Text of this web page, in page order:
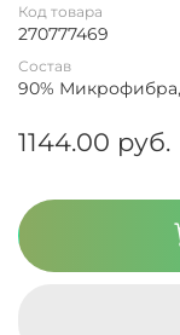
Код товара
270777469
Состав
90% Микрофибра,
1144.00 руб.